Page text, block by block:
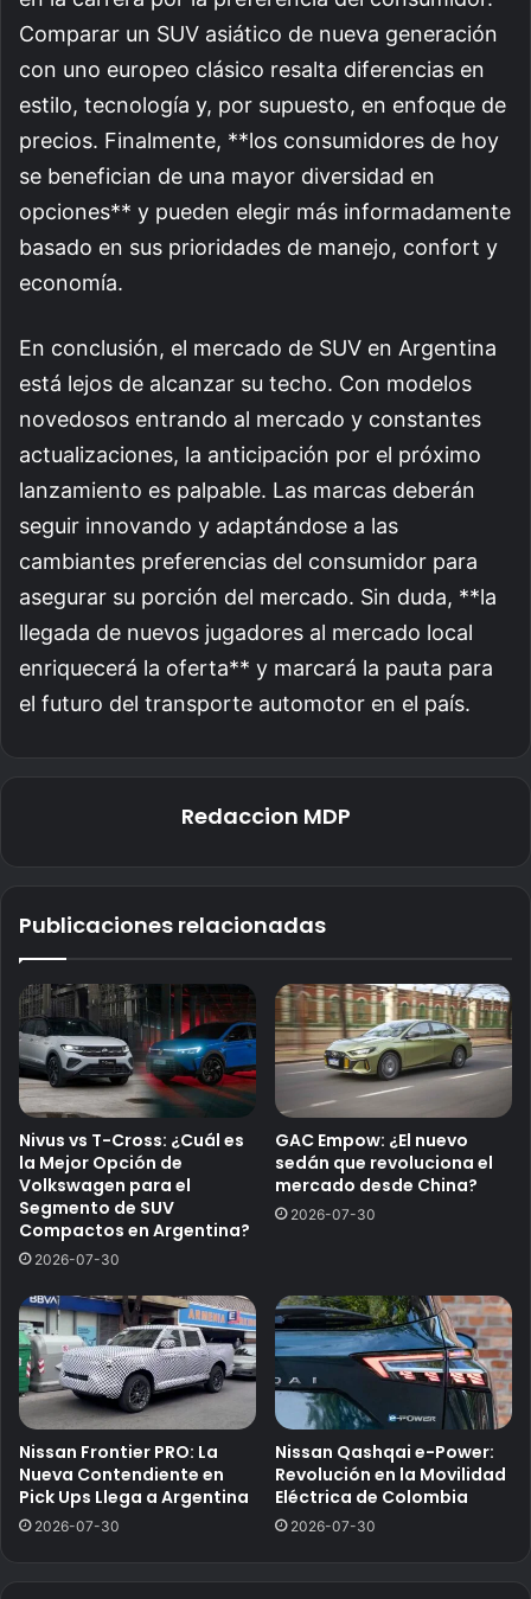
Comparar un SUV asiático de nueva generación
con uno europeo clásico resalta diferencias en
estilo, tecnología y, por supuesto, en enfoque de
precios. Finalmente, **los consumidores de hoy
se benefician de una mayor diversidad en
opciones** y pueden elegir más informadamente
basado en sus prioridades de manejo, confort y
economía.
En conclusión, el mercado de SUV en Argentina
está lejos de alcanzar su techo. Con modelos
novedosos entrando al mercado y constantes
actualizaciones, la anticipación por el próximo
lanzamiento es palpable. Las marcas deberán
seguir innovando y adaptándose a las
cambiantes preferencias del consumidor para
asegurar su porción del mercado. Sin duda, **la
llegada de nuevos jugadores al mercado local
enriquecerá la oferta** y marcará la pauta para
el futuro del transporte automotor en el país.
Redaccion MDP
Publicaciones relacionadas
Nivus vs T-Cross: ¿Cuál es
la Mejor Opción de
Volkswagen para el
Segmento de SUV
Compactos en Argentina?
2026-07-30
GAC Empow: ¿El nuevo
sedán que revoluciona el
mercado desde China?
2026-07-30
Nissan Frontier PRO: La
Nueva Contendiente en
Pick Ups Llega a Argentina
2026-07-30
Nissan Qashqai e-Power:
Revolución en la Movilidad
Eléctrica de Colombia
2026-07-30